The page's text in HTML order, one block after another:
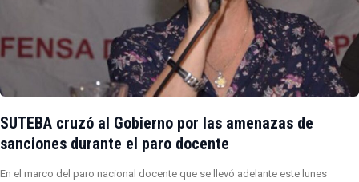
SUTEBA cruzó al Gobierno por las amenazas de
sanciones durante el paro docente
En el marco del paro nacional docente que se llevó adelante este lunes